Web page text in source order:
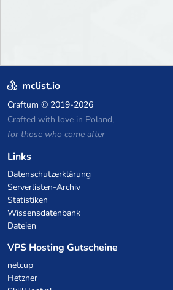
mclist.io
Craftum © 2019-2026
Crafted with love in Poland,
for those who come after
Links
Datenschutzerklärung
Serverlisten-Archiv
Statistiken
Wissensdatenbank
Dateien
VPS Hosting Gutscheine
netcup
Hetzner